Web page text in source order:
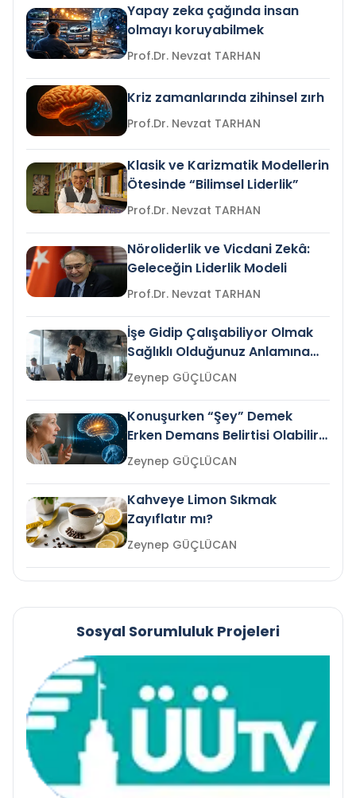
Yapay zeka çağında insan
olmayı koruyabilmek
Prof.Dr. Nevzat TARHAN
Kriz zamanlarında zihinsel zırh
Prof.Dr. Nevzat TARHAN
Klasik ve Karizmatik Modellerin
Ötesinde “Bilimsel Liderlik”
Prof.Dr. Nevzat TARHAN
Nöroliderlik ve Vicdani Zekâ:
Geleceğin Liderlik Modeli
Prof.Dr. Nevzat TARHAN
İşe Gidip Çalışabiliyor Olmak
Sağlıklı Olduğunuz Anlamına
Gelir mi?Zeynep GÜÇLÜCAN
Konuşurken “Şey” Demek
Erken Demans Belirtisi Olabilir
mi?
Zeynep GÜÇLÜCAN
Kahveye Limon Sıkmak
Zayıflatır mı?
Zeynep GÜÇLÜCAN
Sosyal Sorumluluk Projeleri